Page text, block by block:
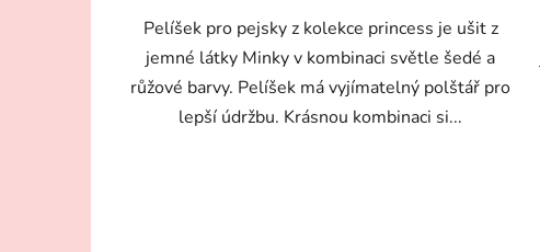
Pelíšek pro pejsky z kolekce princess je ušit z
jemné látky Minky v kombinaci světle šedé a
růžové barvy. Pelíšek má vyjímatelný polštář pro
lepší údržbu. Krásnou kombinaci si...